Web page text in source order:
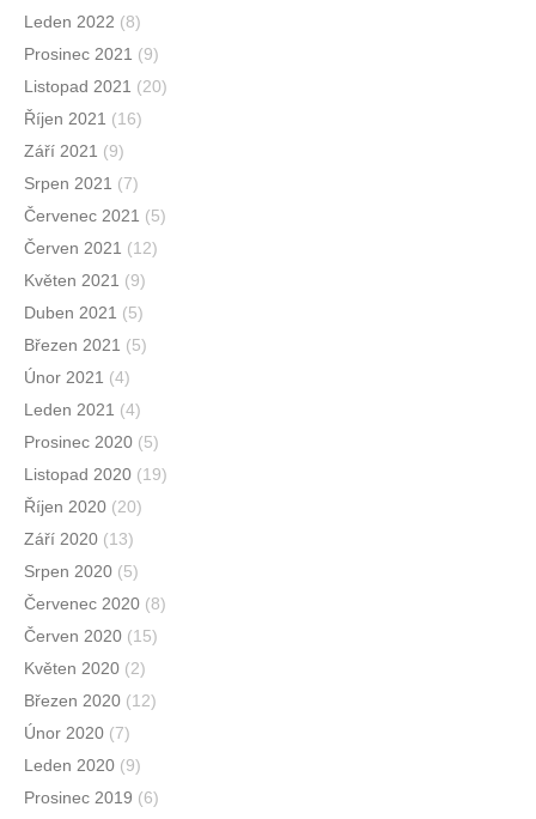
Leden 2022 (8)
Prosinec 2021 (9)
Listopad 2021 (20)
Říjen 2021 (16)
Září 2021 (9)
Srpen 2021 (7)
Červenec 2021 (5)
Červen 2021 (12)
Květen 2021 (9)
Duben 2021 (5)
Březen 2021 (5)
Únor 2021 (4)
Leden 2021 (4)
Prosinec 2020 (5)
Listopad 2020 (19)
Říjen 2020 (20)
Září 2020 (13)
Srpen 2020 (5)
Červenec 2020 (8)
Červen 2020 (15)
Květen 2020 (2)
Březen 2020 (12)
Únor 2020 (7)
Leden 2020 (9)
Prosinec 2019 (6)